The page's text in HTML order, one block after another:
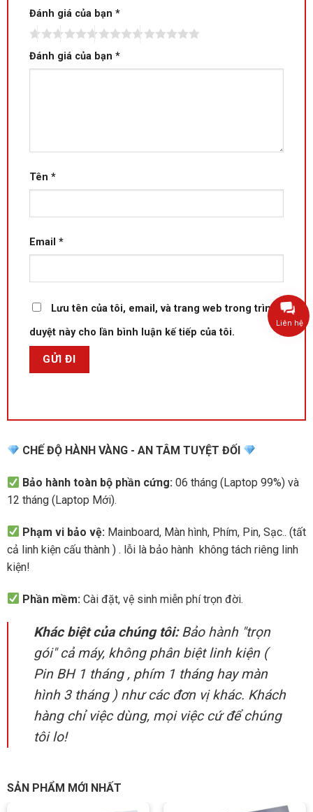
Đánh giá của bạn *
Đánh giá của bạn *
Tên *
Email *
Lưu tên của tôi, email, và trang web trong trình
duyệt này cho lần bình luận kế tiếp của tôi.
CHẾ ĐỘ HÀNH VÀNG - AN TÂM TUYỆT ĐỐI
Bảo hành toàn bộ phần cứng: 06 tháng (Laptop 99%) và
12 tháng (Laptop Mới).
Phạm vi bảo vệ: Mainboard, Màn hình, Phím, Pin, Sạc.. (tất
cả linh kiện cấu thành ) . lỗi là bảo hành không tách riêng linh
kiện!
Phần mềm: Cài đặt, vệ sinh miễn phí trọn đời.
Khác biệt của chúng tôi:Bảo hành "trọn
gói" cả máy, không phân biệt linh kiện (
Pin BH 1 tháng , phím 1 tháng hay màn
hình 3 tháng ) như các đơn vị khác. Khách
hàng chỉ việc dùng, mọi việc cứ để chúng
tôi lo!
SẢN PHẨM MỚI NHẤT
Liên hệ